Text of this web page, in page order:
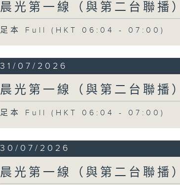
晨光第一線（與第二台聯播）
足本 Full (HKT 06:04 - 07:00)
31/07/2026
晨光第一線（與第二台聯播）
足本 Full (HKT 06:04 - 07:00)
30/07/2026
晨光第一線（與第二台聯播）